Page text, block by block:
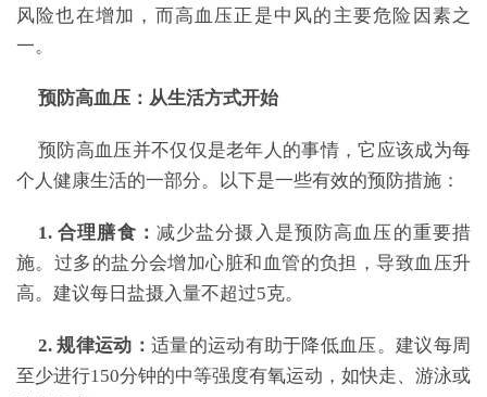
风险也在增加，而高血压正是中风的主要危险因素之
一。
预防高血压：从生活方式开始
预防高血压并不仅仅是老年人的事情，它应该成为每
个人健康生活的一部分。以下是一些有效的预防措施：
1. 合理膳食： 减少盐分摄入是预防高血压的重要措
施。过多的盐分会增加心脏和血管的负担，导致血压升
高。建议每日盐摄入量不超过5克。
2. 规律运动： 适量的运动有助于降低血压。建议每周
至少进行150分钟的中等强度有氧运动，如快走、游泳或